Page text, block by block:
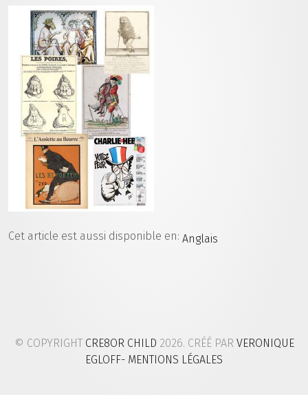
Cet article est aussi disponible en: Anglais
© COPYRIGHT CRE8OR CHILD 2026. CRÉÉ PAR VERONIQUE
EGLOFF- MENTIONS LÉGALES